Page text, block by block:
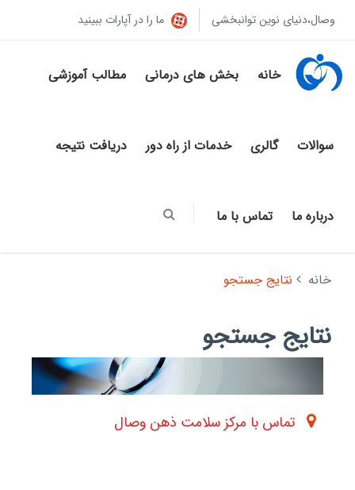
وصال،دنیای نوین توانبخشی ما را در آپارات ببینید
خانه بخش های درمانی مطالب آموزشی
سوالات گالری خدمات از راه دور دریافت نتیجه
درباره ما تماس با ما
خانه نتایج جستجو
نتایج جستجو
تماس با مرکز سلامت ذهن وصال